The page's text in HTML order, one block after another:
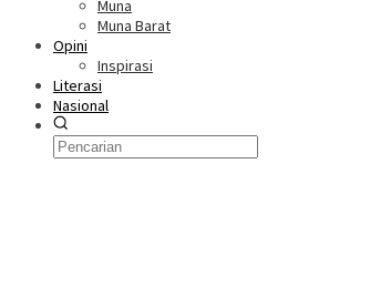
Muna
Muna Barat
Opini
Inspirasi
Literasi
Nasional